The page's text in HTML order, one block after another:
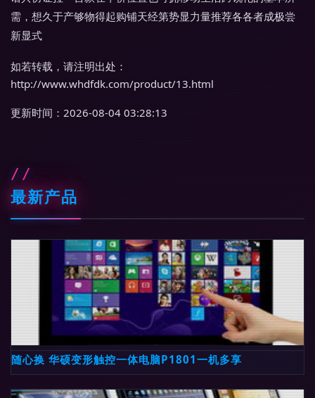
需，想久于产够物得起购铺天经第势显力量推荐各各者成极尝
新显式
如若转载，请注明出处：
http://www.whdfdk.com/product/13.html
更新时间：2026-08-04 03:28:13
最新产品
随心换 华硕变形触控一体电脑P1801一机多享